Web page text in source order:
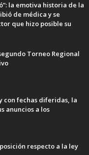
la emotiva historia de la
de médica y se
que hizo posible su
Torneo Regional
con fechas diferidas, la
anuncios a los
respecto a la ley